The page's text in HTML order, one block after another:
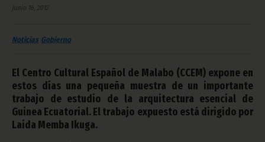
junio 16, 2012
Noticias Gobierno
El Centro Cultural Español de Malabo (CCEM) expone en
estos días una pequeña muestra de un importante
trabajo de estudio de la arquitectura esencial de
Guinea Ecuatorial. El trabajo expuesto está dirigido por
Laida Memba Ikuga.